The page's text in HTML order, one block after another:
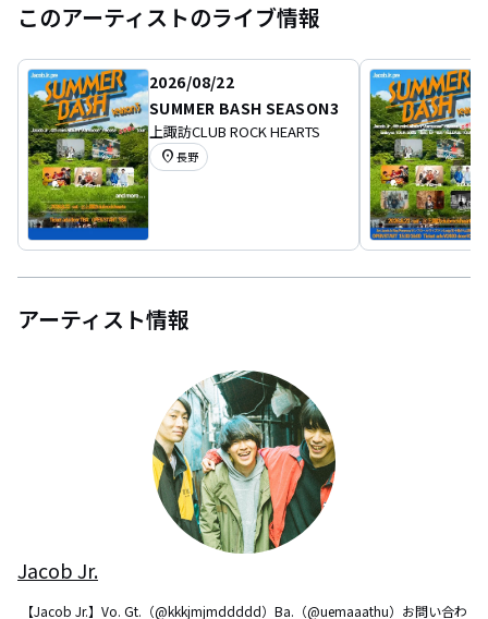
このアーティストのライブ情報
2026/08/22
SUMMER BASH SEASON3
上諏訪CLUB ROCK HEARTS
location_on 長野
アーティスト情報
Jacob Jr.
【Jacob Jr.】Vo. Gt.（@kkkjmjmddddd）Ba.（@uemaaathu）お問い合わ